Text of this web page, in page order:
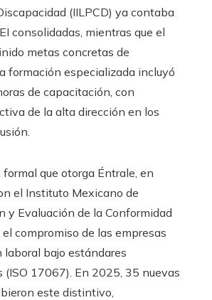
(IILPCD) ya contaba
consolidadas, mientras que el
metas concretas de
formación especializada incluyó
de capacitación, con
de la alta dirección en los
que otorga Éntrale, en
el Instituto Mexicano de
y Evaluación de la Conformidad
el compromiso de las empresas
laboral bajo estándares
(ISO 17067). En 2025, 35 nuevas
este distintivo,